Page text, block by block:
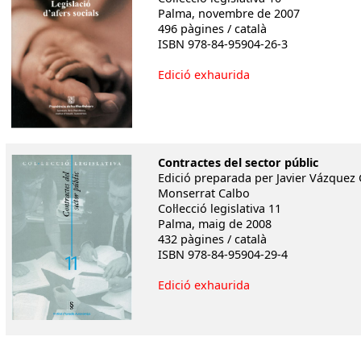
Palma, novembre de 2007
496 pàgines / català
ISBN 978-84-95904-26-3
Edició exhaurida
Contractes del sector públic
Edició preparada per Javier
Monserrat Calbo
Col·lecció legislativa 11
Palma, maig de 2008
432 pàgines / català
ISBN 978-84-95904-29-4
Edició exhaurida